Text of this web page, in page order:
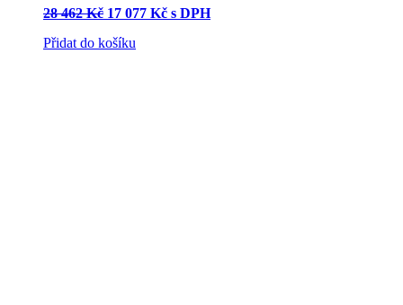
28 462Kč 17 077 Kč s DPH
Přidat do košíku